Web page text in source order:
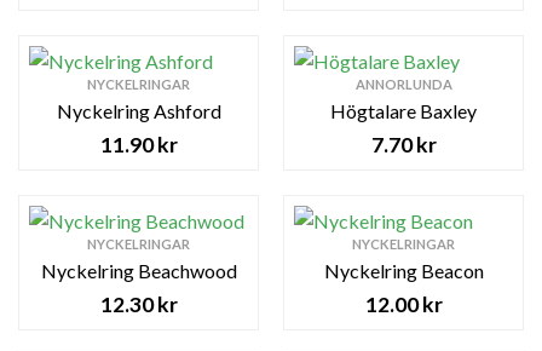
NYCKELRINGAR
Nyckelring Ashford
11.90kr
ANNORLUNDA
Högtalare Baxley
7.70kr
NYCKELRINGAR
Nyckelring Beachwood
12.30kr
NYCKELRINGAR
Nyckelring Beacon
12.00kr